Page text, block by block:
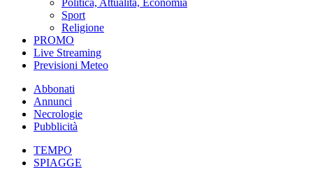
Politica, Attualità, Economia
Sport
Religione
PROMO
Live Streaming
Previsioni Meteo
Abbonati
Annunci
Necrologie
Pubblicità
TEMPO
SPIAGGE